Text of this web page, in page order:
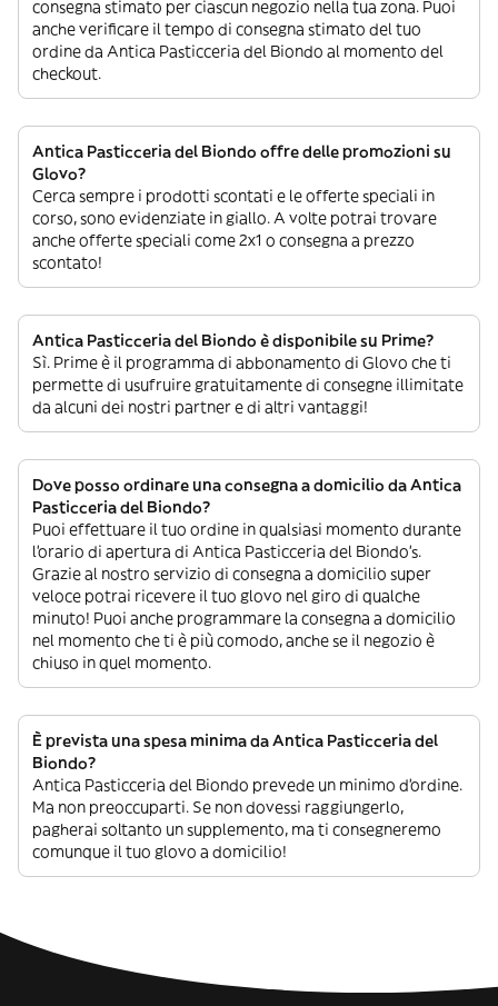
consegna stimato per ciascun negozio nella tua zona. Puoi
anche verificare il tempo di consegna stimato del tuo
ordine da Antica Pasticceria del Biondo al momento del
checkout.
Antica Pasticceria del Biondo offre delle promozioni su
Glovo?
Cerca sempre i prodotti scontati e le offerte speciali in
corso, sono evidenziate in giallo. A volte potrai trovare
anche offerte speciali come 2x1 o consegna a prezzo
scontato!
Antica Pasticceria del Biondo è disponibile su Prime?
Sì. Prime è il programma di abbonamento di Glovo che ti
permette di usufruire gratuitamente di consegne illimitate
da alcuni dei nostri partner e di altri vantaggi!
Dove posso ordinare una consegna a domicilio da Antica
Pasticceria del Biondo?
Puoi effettuare il tuo ordine in qualsiasi momento durante
l’orario di apertura di Antica Pasticceria del Biondo’s.
Grazie al nostro servizio di consegna a domicilio super
veloce potrai ricevere il tuo glovo nel giro di qualche
minuto! Puoi anche programmare la consegna a domicilio
nel momento che ti è più comodo, anche se il negozio è
chiuso in quel momento.
È prevista una spesa minima da Antica Pasticceria del
Biondo?
Antica Pasticceria del Biondo prevede un minimo d’ordine.
Ma non preoccuparti. Se non dovessi raggiungerlo,
pagherai soltanto un supplemento, ma ti consegneremo
comunque il tuo glovo a domicilio!